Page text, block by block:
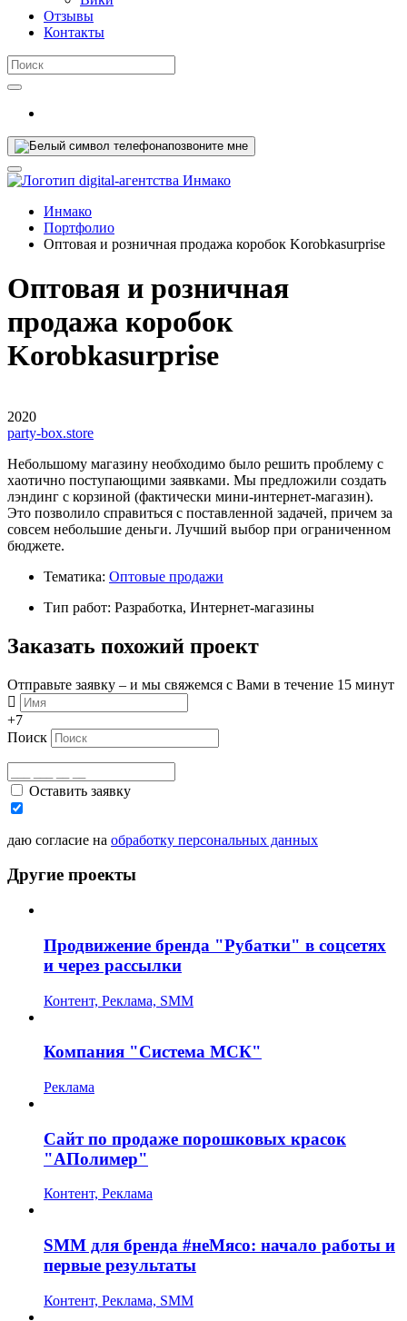
Отзывы
Контакты
позвоните мне
Инмако
Портфолио
Оптовая и розничная продажа коробок Korobkasurprise
Оптовая и розничная
продажа коробок
Korobkasurprise
2020
party-box.store
Небольшому магазину необходимо было решить проблему с
хаотично поступающими заявками. Мы предложили создать
лэндинг с корзиной (фактически мини-интернет-магазин).
Это позволило справиться с поставленной задачей, причем за
совсем небольшие деньги. Лучший выбор при ограниченном
бюджете.
Тематика: Оптовые продажи
Тип работ: Разработка, Интернет-магазины
Заказать похожий проект
Отправьте заявку – и мы свяжемся с Вами в течение 15 минут
+7
Поиск
Оставить заявку
даю согласие на обработку персональных данных
Другие проекты
Продвижение бренда "Рубатки" в соцсетях
и через рассылки
Контент, Реклама, SMM
Компания "Система МСК"
Реклама
Сайт по продаже порошковых красок
"АПолимер"
Контент, Реклама
SMM для бренда #неМясо: начало работы и
первые результаты
Контент, Реклама, SMM